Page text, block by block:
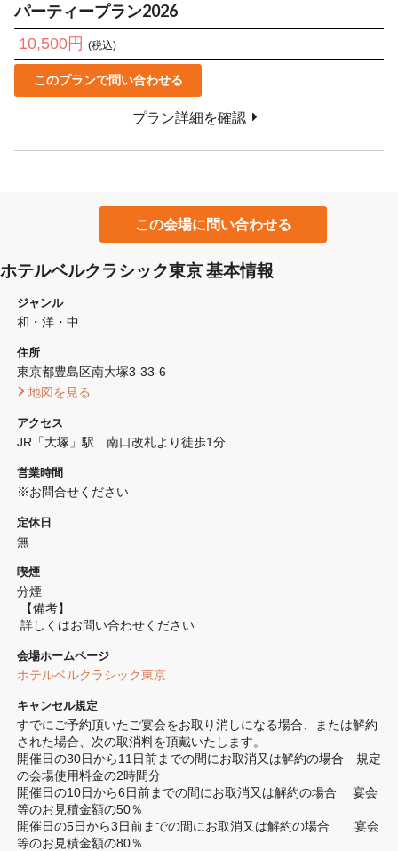
パーティープラン2026
10,500円 (税込)
このプランで問い合わせる
プラン詳細を確認
この会場に問い合わせる
ホテルベルクラシック東京 基本情報
ジャンル
和・洋・中
住所
東京都豊島区南大塚3-33-6
地図を見る
アクセス
JR「大塚」駅　南口改札より徒歩1分
営業時間
※お問合せください
定休日
無
喫煙
分煙
【備考】
詳しくはお問い合わせください
会場ホームページ
ホテルベルクラシック東京
キャンセル規定
すでにご予約頂いたご宴会をお取り消しになる場合、または解約
された場合、次の取消料を頂戴いたします。
開催日の30日から11日前までの間にお取消又は解約の場合　規定
の会場使用料金の2時間分
開催日の10日から6日前までの間にお取消又は解約の場合　 宴会
等のお見積金額の50％
開催日の5日から3日前までの間にお取消又は解約の場合　　宴会
等のお見積金額の80％